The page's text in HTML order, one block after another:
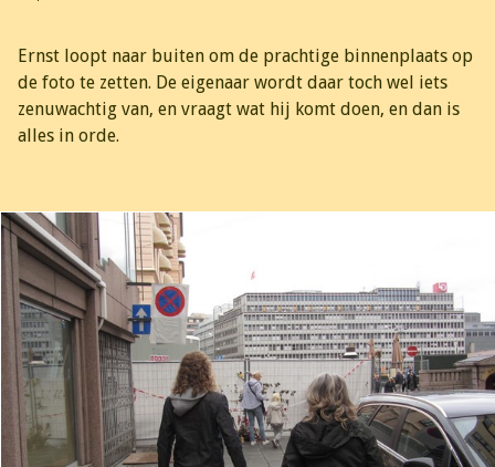
Ernst loopt naar buiten om de prachtige binnenplaats op
de foto te zetten. De eigenaar wordt daar toch wel iets
zenuwachtig van, en vraagt wat hij komt doen, en dan is
alles in orde.